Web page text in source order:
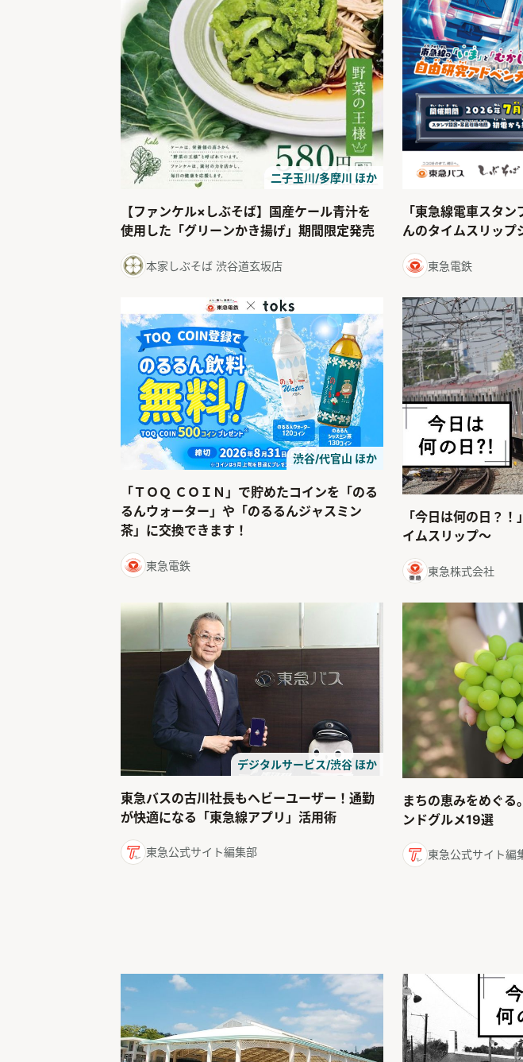
二子玉川/多摩川 ほか
【ファンケル×しぶそば】国産ケール青汁を
使用した「グリーンかき揚げ」期間限定発売
本家しぶそば 渋谷道玄坂店
「東急線電車スタ
んのタイムスリップ
東急電鉄
渋谷/代官山 ほか
「ＴＯＱ ＣＯＩＮ」で貯めたコインを「のる
るんウォーター」や「のるるんジャスミン
茶」に交換できます！
東急電鉄
「今日は何の日？
イムスリップ～
東急株式会社
デジタルサービス/渋谷 ほか
東急バスの古川社長もヘビーユーザー！通勤
が快適になる「東急線アプリ」活用術
東急公式サイト編集部
まちの恵みをめぐる
ンドグルメ19選
東急公式サイト編